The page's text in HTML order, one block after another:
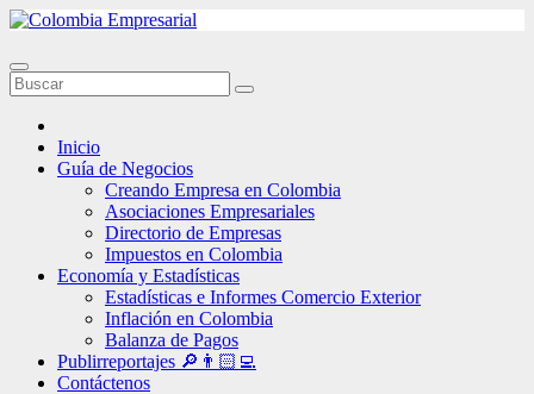
Ir
contenido
Inicio
Guía de Negocios
Creando Empresa en Colombia
Asociaciones Empresariales
Directorio de Empresas
Impuestos en Colombia
Economía y Estadísticas
Estadísticas e Informes Comercio Exterior
Inflación en Colombia
Balanza de Pagos
Publirreportajes 🔎👨🏻‍💻
Contáctenos